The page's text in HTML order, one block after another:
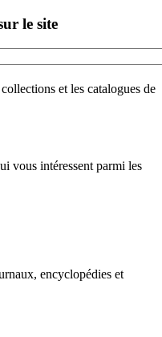
le site
et les catalogues de
vous intéressent parmi les
encyclopédies et